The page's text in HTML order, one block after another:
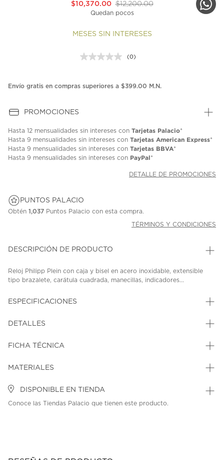
$12,200.00
$10,370.00
Quedan pocos
MESES SIN INTERESES
Sin
en
(0)
Envío gratis en compras superiores a $399.00 M.N.
PROMOCIONES
Hasta 12 mensualidades sin intereses con Tarjetas Palacio*
Hasta 9 mensualidades sin intereses con Tarjetas American Express*
Hasta 9 mensualidades sin intereses con Tarjetas BBVA*
Hasta 9 mensualidades sin intereses con PayPal*
DETALLE DE PROMOCIONES
PUNTOS PALACIO
Obtén 1,037 Puntos Palacio con esta compra.
TÉRMINOS Y CONDICIONES
DESCRIPCIÓN DE PRODUCTO
Reloj Philipp Plein con caja y bisel en acero inoxidable, extensible
tipo brazalete, carátula cuadrada, manecillas, indicadores...
ESPECIFICACIONES
DETALLES
FICHA TÉCNICA
MATERIALES
DISPONIBLE EN TIENDA
Conoce las Tiendas Palacio que tienen este producto.